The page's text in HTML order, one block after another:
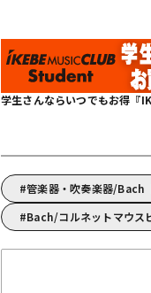
学生さんならいつでもお得『
管楽器・吹奏楽器/Bach
Bach/コルネットマウス